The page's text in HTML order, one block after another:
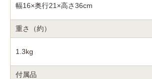
幅16×奥行21×高さ36cm
重さ（約）
1.3kg
付属品